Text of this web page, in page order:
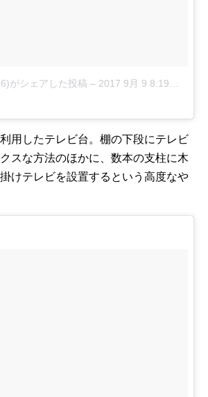
がシェアした投稿 – 2017 9月 9 8:19午前 PDT
用したテレビ台。棚の下段にテレビ
スな方法のほかに、数本の支柱に木
けテレビを設置するという高度なや